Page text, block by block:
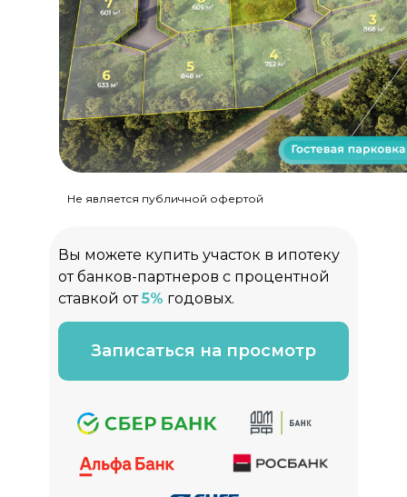
Не является публичной офертой
Вы можете купить участок в ипотеку
от банков-партнеров с процентной
ставкой от5% годовых.
Записаться на просмотр